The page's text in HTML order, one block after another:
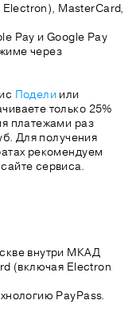
MasterCard,
Pay и Google Pay
через
Подели или
только 25%
платежами раз
Для получения
рекомендуем
сервиса.
внутри МКАД
(включая Electron
PayPass.